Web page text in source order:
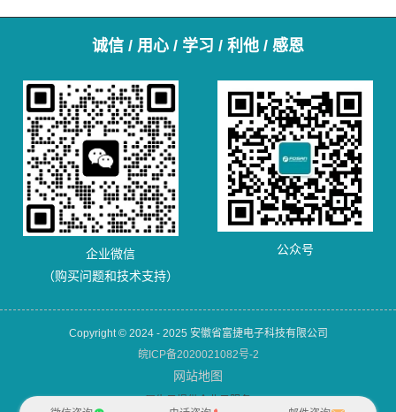
诚信 / 用心 / 学习 / 利他 / 感恩
企业微信
（购买问题和技术支持）
公众号
Copyright © 2024 - 2025 安徽省富捷电子科技有限公司
皖ICP备2020021082号-2
网站地图
犀牛云提供企业云服务